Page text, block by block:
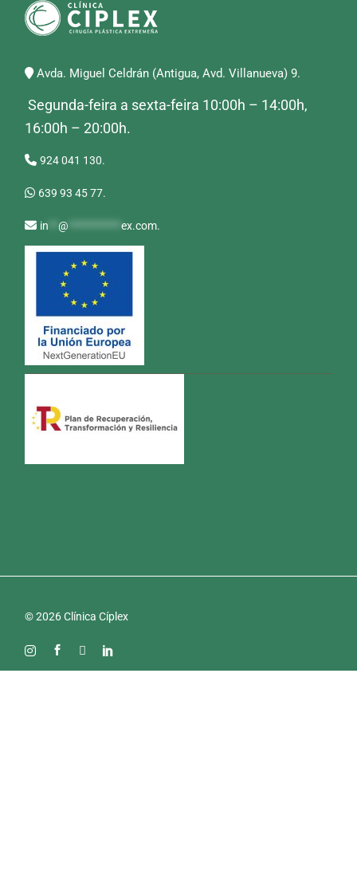
Avda. Miguel Celdrán (Antigua, Avd. Villanueva) 9.
Segunda-feira a sexta-feira 10:00h – 14:00h,
16:00h – 20:00h.
924 041 130.
639 93 45 77.
in **@ ***********ex.com.
© 2026 Clínica Cíplex